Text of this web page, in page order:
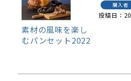
素材の風味を楽し
むパンセット2022
購入者
投稿日